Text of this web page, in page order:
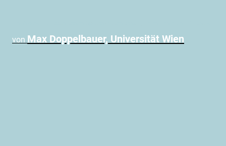
von Max Doppelbauer, Universität Wien